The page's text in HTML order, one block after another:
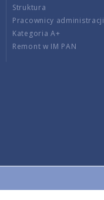
Struktura
Pracownicy administracji
Kategoria A+
Remont w IM PAN